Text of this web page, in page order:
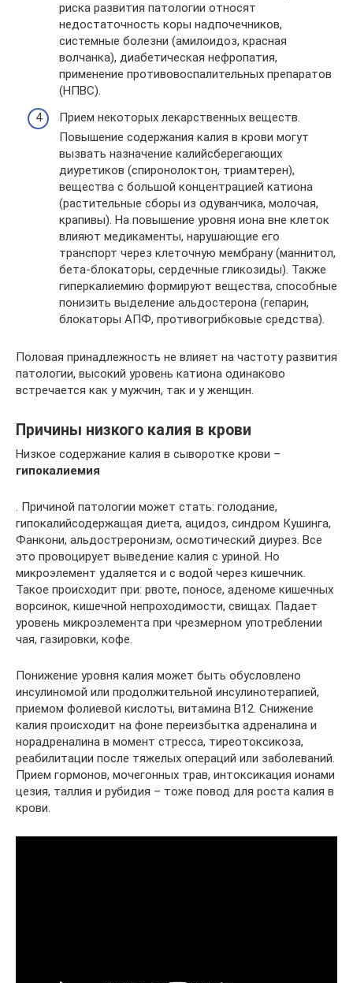
риска развития патологии относят
недостаточность коры надпочечников,
системные болезни (амилоидоз, красная
волчанка), диабетическая нефропатия,
применение противовоспалительных препаратов
(НПВС).
Прием некоторых лекарственных веществ.
Повышение содержания калия в крови могут
вызвать назначение калийсберегающих
диуретиков (спиронолоктон, триамтерен),
вещества с большой концентрацией катиона
(растительные сборы из одуванчика, молочая,
крапивы). На повышение уровня иона вне клеток
влияют медикаменты, нарушающие его
транспорт через клеточную мембрану (маннитол,
бета-блокаторы, сердечные гликозиды). Также
гиперкалиемию формируют вещества, способные
понизить выделение альдостерона (гепарин,
блокаторы АПФ, противогрибковые средства).
Половая принадлежность не влияет на частоту развития
патологии, высокий уровень катиона одинаково
встречается как у мужчин, так и у женщин.
Причины низкого калия в крови
Низкое содержание калия в сыворотке крови –
гипокалиемия
. Причиной патологии может стать: голодание,
гипокалийсодержащая диета, ацидоз, синдром Кушинга,
Фанкони, альдостреронизм, осмотический диурез. Все
это провоцирует выведение калия с уриной. Но
микроэлемент удаляется и с водой через кишечник.
Такое происходит при: рвоте, поносе, аденоме кишечных
ворсинок, кишечной непроходимости, свищах. Падает
уровень микроэлемента при чрезмерном употреблении
чая, газировки, кофе.
Понижение уровня калия может быть обусловлено
инсулиномой или продолжительной инсулинотерапией,
приемом фолиевой кислоты, витамина В12. Снижение
калия происходит на фоне переизбытка адреналина и
норадреналина в момент стресса, тиреотоксикоза,
реабилитации после тяжелых операций или заболеваний.
Прием гормонов, мочегонных трав, интоксикация ионами
цезия, таллия и рубидия – тоже повод для роста калия в
крови.